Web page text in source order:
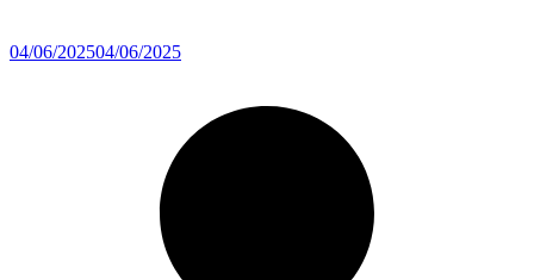
04/06/202504/06/2025